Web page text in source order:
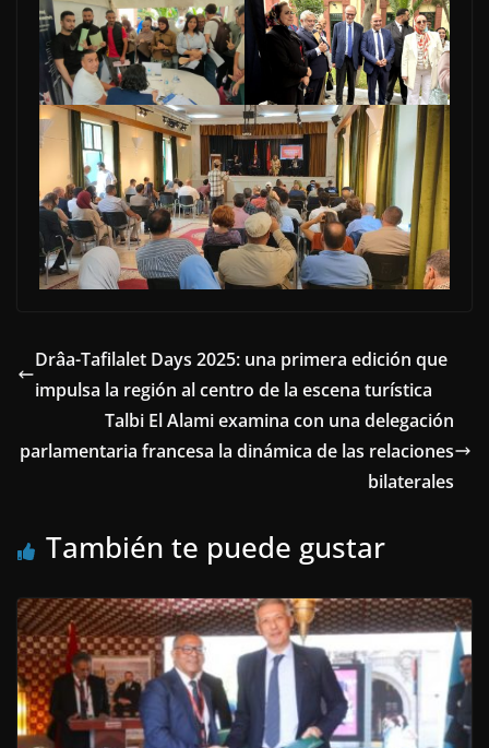
Drâa-Tafilalet Days 2025: una primera edición que
impulsa la región al centro de la escena turística
Talbi El Alami examina con una delegación
parlamentaria francesa la dinámica de las relaciones
bilaterales
También te puede gustar